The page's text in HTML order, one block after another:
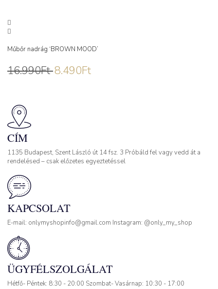
Műbőr nadrág ‘BROWN MOOD’
16.990Ft 8.490Ft
CÍM
1135 Budapest, Szent László út 14 fsz. 3 Próbáld fel vagy vedd át a
rendelésed – csak előzetes egyeztetéssel
KAPCSOLAT
E-mail: onlymyshopinfo@gmail.com Instagram: @only_my_shop
ÜGYFÉLSZOLGÁLAT
Hétfő- Péntek: 8:30 - 20:00 Szombat- Vasárnap: 10:30 - 17:00